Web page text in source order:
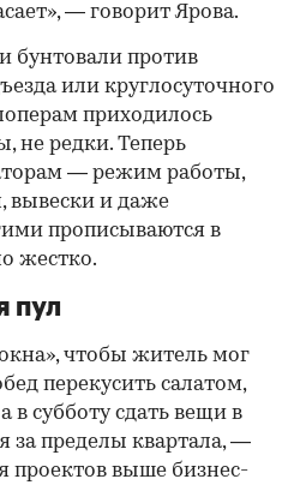
— говорит Ярова.
бунтовали против
или круглосуточного
приходилось
не редки. Теперь
— режим работы,
вывески и даже
прописываются в
жестко.
пул
чтобы житель мог
перекусить салатом,
в субботу сдать вещи в
за пределы квартала, —
проектов выше бизнес-